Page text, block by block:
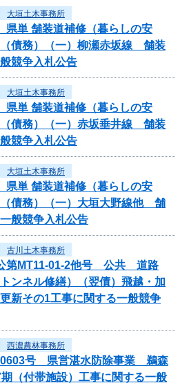
大垣土木事務所
単 舗装道補修（暮らしの安
債務）（一）柳瀬赤坂線 舗装
競争入札公告
大垣土木事務所
単 舗装道補修（暮らしの安
債務）（一）赤坂垂井線 舗装
競争入札公告
大垣土木事務所
単 舗装道補修（暮らしの安
債務）（一）大垣大野線他 舗
般競争入札公告
古川土木事務所
公第MT11-01-2他号 公共 道路
ンネル修繕）（翌債）飛越・加
新その1工事に関する一般競争
西濃農林事務所
0603号 県営湛水防除事業 鵜森
（付帯施設）工事に関する一般